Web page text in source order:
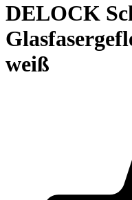
DELOCK
weiß